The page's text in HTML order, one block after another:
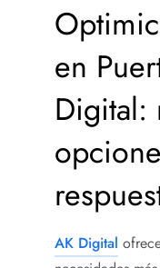
en
Digital:
AK Digital